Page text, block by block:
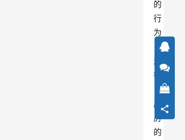
的
行
为
，
进
行
了
严
厉
的